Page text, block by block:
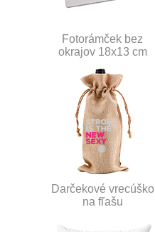
Fotorámček bez
okrajov 18x13 cm
Darčekové vrecúško
na fľašu